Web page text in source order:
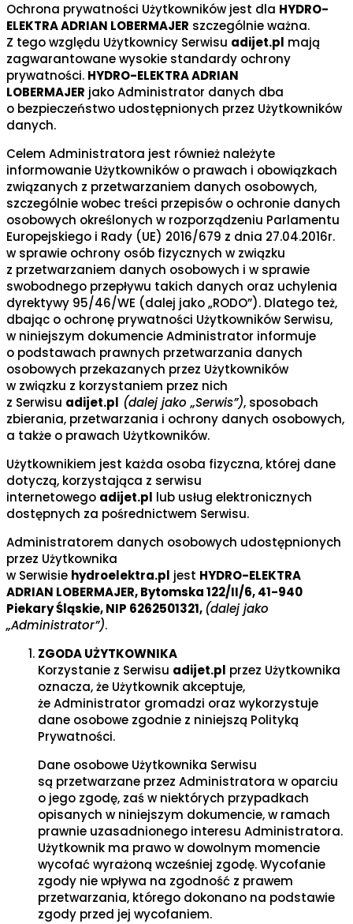
Ochrona prywatności Użytkowników jest dla HYDRO-
ELEKTRA ADRIAN LOBERMAJER szczególnie ważna.
Z tego względu Użytkownicy Serwisu adijet.pl mają
zagwarantowane wysokie standardy ochrony
prywatności. HYDRO-ELEKTRA ADRIAN
LOBERMAJER jako Administrator danych dba
o bezpieczeństwo udostępnionych przez Użytkowników
danych.
Celem Administratora jest również należyte
informowanie Użytkowników o prawach i obowiązkach
związanych z przetwarzaniem danych osobowych,
szczególnie wobec treści przepisów o ochronie danych
osobowych określonych w rozporządzeniu Parlamentu
Europejskiego i Rady (UE) 2016/679 z dnia 27.04.2016r.
w sprawie ochrony osób fizycznych w związku
z przetwarzaniem danych osobowych i w sprawie
swobodnego przepływu takich danych oraz uchylenia
dyrektywy 95/46/WE (dalej jako „RODO”). Dlatego też,
dbając o ochronę prywatności Użytkowników Serwisu,
w niniejszym dokumencie Administrator informuje
o podstawach prawnych przetwarzania danych
osobowych przekazanych przez Użytkowników
w związku z korzystaniem przez nich
z Serwisu adijet.pl (dalej jako „Serwis”), sposobach
zbierania, przetwarzania i ochrony danych osobowych,
a także o prawach Użytkowników.
Użytkownikiem jest każda osoba fizyczna, której dane
dotyczą, korzystająca z serwisu
internetowego adijet.pl lub usług elektronicznych
dostępnych za pośrednictwem Serwisu.
Administratorem danych osobowych udostępnionych
przez Użytkownika
w Serwisie hydroelektra.pl jest HYDRO-ELEKTRA
ADRIAN LOBERMAJER, Bytomska 122/II/6, 41-940
Piekary Śląskie, NIP 6262501321,(dalej jako
„Administrator”).
ZGODA UŻYTKOWNIKA
Korzystanie z Serwisu adijet.pl przez Użytkownika
oznacza, że Użytkownik akceptuje,
że Administrator gromadzi oraz wykorzystuje
dane osobowe zgodnie z niniejszą Polityką
Prywatności.
Dane osobowe Użytkownika Serwisu
są przetwarzane przez Administratora w oparciu
o jego zgodę, zaś w niektórych przypadkach
opisanych w niniejszym dokumencie, w ramach
prawnie uzasadnionego interesu Administratora.
Użytkownik ma prawo w dowolnym momencie
wycofać wyrażoną wcześniej zgodę. Wycofanie
zgody nie wpływa na zgodność z prawem
przetwarzania, którego dokonano na podstawie
zgody przed jej wycofaniem.